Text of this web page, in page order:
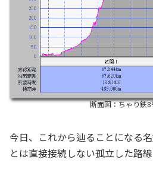
断面図：ちゃり鉄
今日、これから辿ることになる
とは直接接続しない孤立した路線